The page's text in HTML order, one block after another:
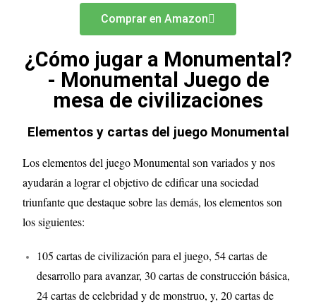
Comprar en Amazon
¿Cómo jugar a Monumental?
- Monumental Juego de
mesa de civilizaciones
Elementos y cartas del juego Monumental
Los elementos del juego Monumental son variados y nos
ayudarán a lograr el objetivo de edificar una sociedad
triunfante que destaque sobre las demás, los elementos son
los siguientes:
105 cartas de civilización para el juego, 54 cartas de
desarrollo para avanzar, 30 cartas de construcción básica,
24 cartas de celebridad y de monstruo, y, 20 cartas de